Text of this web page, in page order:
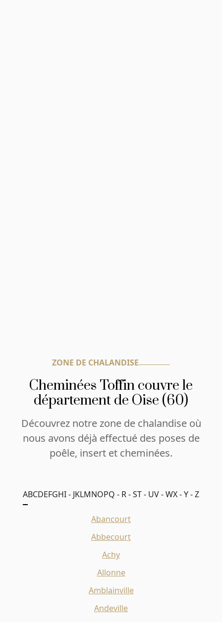
ZONE DE CHALANDISE
Cheminées Toffin couvre le
département de Oise (60)
Découvrez notre zone de chalandise où
nous avons déjà effectué des poses de
poêle, insert et cheminées.
ABCDEFGHI - JKLMNOPQ - R - ST - UV - WX - Y - Z
Abancourt
Abbecourt
Achy
Allonne
Amblainville
Andeville